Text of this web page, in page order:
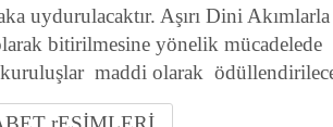
uydurulacaktır. Aşırı Dini
bitirilmesine yönelik mücadelede
maddi olarak